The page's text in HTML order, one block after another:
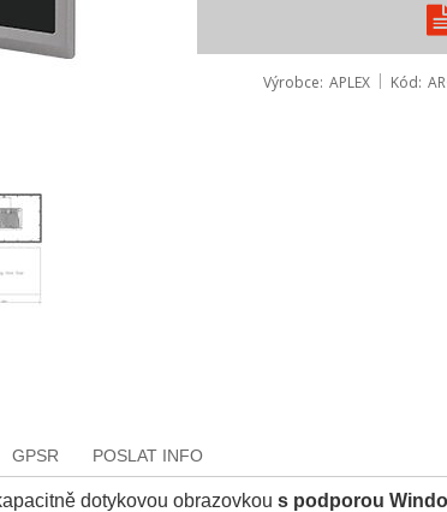
Výrobce APLEX Kód
GPSR POSLAT INFO
dotykovou obrazovkou s podporou